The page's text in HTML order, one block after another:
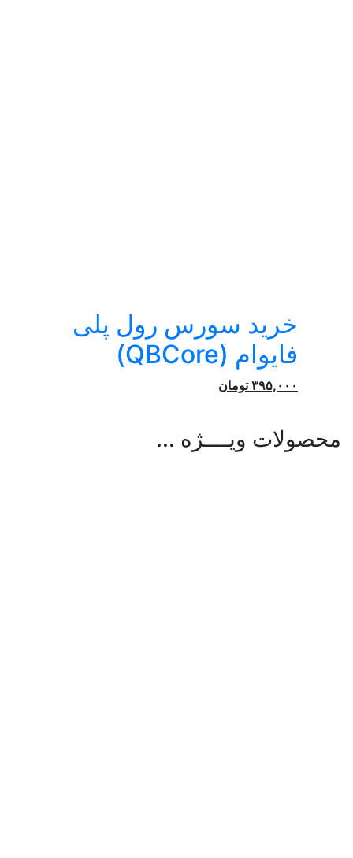
خرید سورس رول پلی
فایوام (QBCore)
۳۹۵,۰۰۰ تومان
محصولات ویــــژه ...